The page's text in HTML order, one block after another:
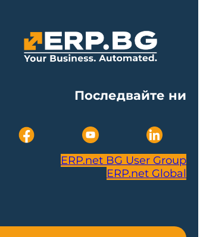
Последвайте ни
ERP.net BG User Group
ERP.net Global